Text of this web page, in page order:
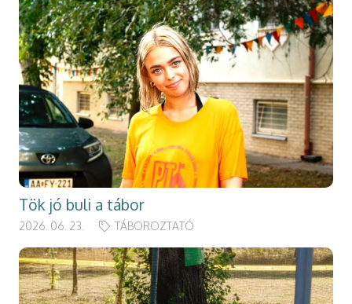
Tök jó buli a tábor
2026. 06. 23. TÁBOROZTATÓ